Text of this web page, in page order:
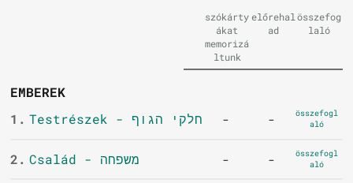
szókárty
ákat
memorizá
ltunk
előrehal
ad
összefog
laló
EMBEREK
1.
Testrészek - חלקי הגוף - -
összefogl
aló
2. Család - משפחה - -
összefogl
aló